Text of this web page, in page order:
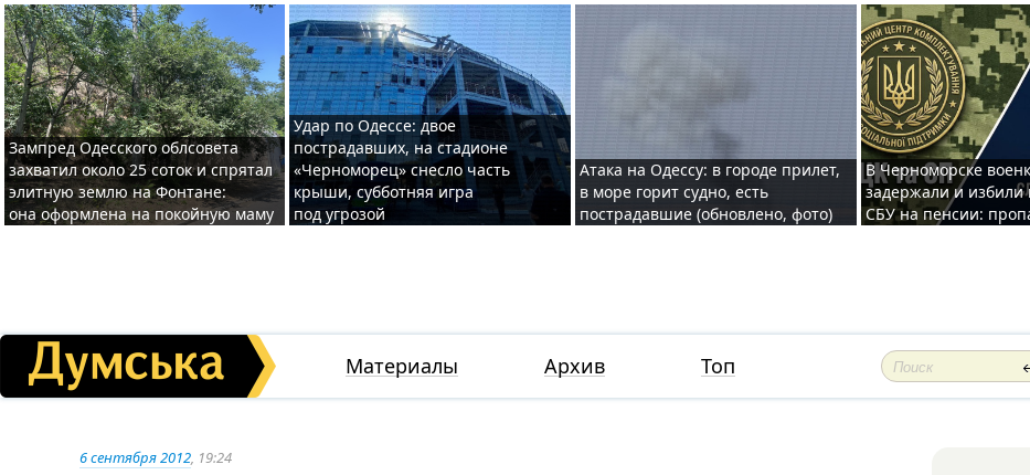
Зампред Одесского облсовета
захватил около 25 соток и спрятал
элитную землю на Фонтане:
она оформлена на покойную маму
Удар по Одессе: двое
пострадавших, на стадионе
«Черноморец» снесло часть
крыши, субботняя игра
под угрозой
Атака на Одессу: в городе прилет,
в море горит судно, есть
пострадавшие (обновлено, фото)
В Черноморске
задержали и избили
СБУ на пенсии:
Материалы Архив Топ
6 сентября 2012, 19:24